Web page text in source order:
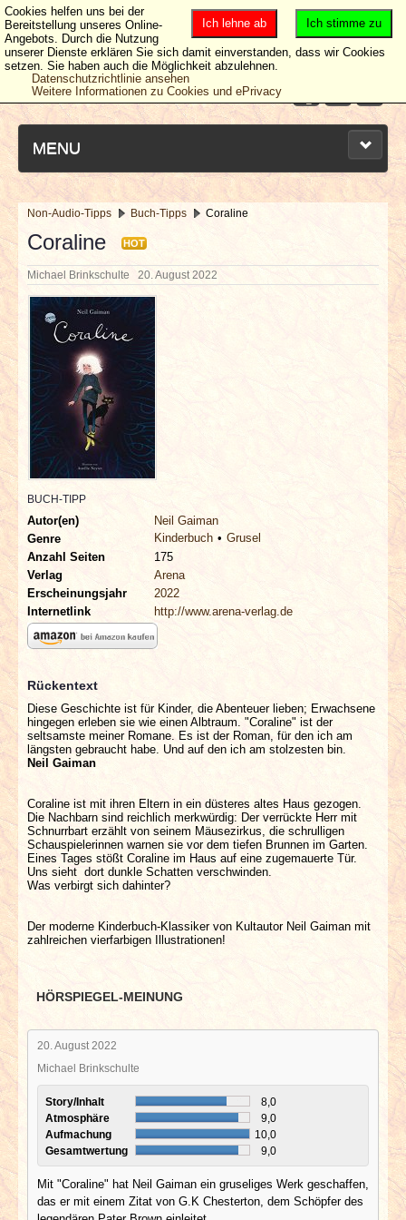
MENU
NEUESTE ARTIKEL
NEWS & DATES
BERICHTE
VERLOSUNGEN
INTERVIEWS
SPECIALS
REDAKTION
LINKS
ARCHIV
Non-Audio-Tipps Buch-Tipps Coraline
Coraline HOT
Michael Brinkschulte 20. August 2022
BUCH-TIPP
Autor(en)
Neil Gaiman
Genre
Kinderbuch
Grusel
Anzahl Seiten
175
Verlag
Arena
Erscheinungsjahr
2022
Internetlink
http://www.arena-verlag.de
Rückentext
Diese Geschichte ist für Kinder, die Abenteuer lieben; Erwachsene
hingegen erleben sie wie einen Albtraum. "Coraline" ist der
seltsamste meiner Romane. Es ist der Roman, für den ich am
längsten gebraucht habe. Und auf den ich am stolzesten bin.
Neil Gaiman
Coraline ist mit ihren Eltern in ein düsteres altes Haus gezogen.
Die Nachbarn sind reichlich merkwürdig: Der verrückte Herr mit
Schnurrbart erzählt von seinem Mäusezirkus, die schrulligen
Schauspielerinnen warnen sie vor dem tiefen Brunnen im Garten.
Eines Tages stößt Coraline im Haus auf eine zugemauerte Tür.
Uns sieht dort dunkle Schatten verschwinden.
Was verbirgt sich dahinter?
Der moderne Kinderbuch-Klassiker von Kultautor Neil Gaiman mit
zahlreichen vierfarbigen Illustrationen!
HÖRSPIEGEL-MEINUNG
20. August 2022
Michael Brinkschulte
Story/Inhalt
8,0
Atmosphäre
9,0
Aufmachung
10,0
Gesamtwertung
9,0
Mit "Coraline" hat Neil Gaiman ein gruseliges Werk geschaffen,
das er mit einem Zitat von G.K Chesterton, dem Schöpfer des
Ich stimme zu
Ich lehne ab
Cookies helfen uns bei der
Bereitstellung unseres Online-
Angebots. Durch die Nutzung
unserer Dienste erklären Sie sich damit einverstanden, dass wir Cookies
setzen. Sie haben auch die Möglichkeit abzulehnen.
Datenschutzrichtlinie ansehen
Weitere Informationen zu Cookies und ePrivacy